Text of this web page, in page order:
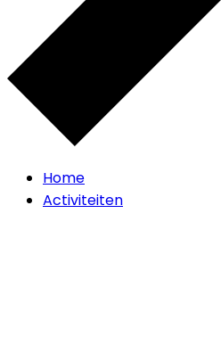
Home
Activiteiten